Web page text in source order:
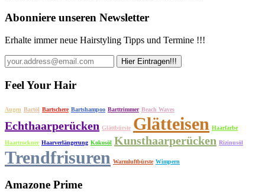
Abonniere unseren Newsletter
Erhalte immer neue Hairstyling Tipps und Termine !!!
Feel Your Hair
Augen Bartöl Bartschere Bartshampoo Barttrimmer Beach Waves
Echthaarperücken Glättbürste Glätteisen Haarfarbe
Haartrockner Haarverlängerung Kokosöl Kunsthaarperücken Rizinusöl
Trendfrisuren Warmluftbürste Wimpern
Amazone Prime